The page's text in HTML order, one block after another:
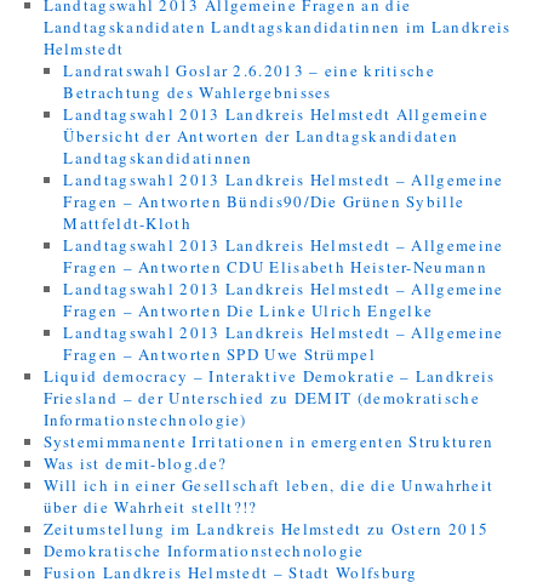
Landtagswahl 2013 Allgemeine Fragen an die
Landtagskandidaten Landtagskandidatinnen im Landkreis
Helmstedt
Landratswahl Goslar 2.6.2013 – eine kritische
Betrachtung des Wahlergebnisses
Landtagswahl 2013 Landkreis Helmstedt Allgemeine
Übersicht der Antworten der Landtagskandidaten
Landtagskandidatinnen
Landtagswahl 2013 Landkreis Helmstedt – Allgemeine
Fragen – Antworten Bündis90/Die Grünen Sybille
Mattfeldt-Kloth
Landtagswahl 2013 Landkreis Helmstedt – Allgemeine
Fragen – Antworten CDU Elisabeth Heister-Neumann
Landtagswahl 2013 Landkreis Helmstedt – Allgemeine
Fragen – Antworten Die Linke Ulrich Engelke
Landtagswahl 2013 Landkreis Helmstedt – Allgemeine
Fragen – Antworten SPD Uwe Strümpel
Liquid democracy – Interaktive Demokratie – Landkreis
Friesland – der Unterschied zu DEMIT (demokratische
Informationstechnologie)
Systemimmanente Irritationen in emergenten Strukturen
Was ist demit-blog.de?
Will ich in einer Gesellschaft leben, die die Unwahrheit
über die Wahrheit stellt?!?
Zeitumstellung im Landkreis Helmstedt zu Ostern 2015
Demokratische Informationstechnologie
Fusion Landkreis Helmstedt – Stadt Wolfsburg